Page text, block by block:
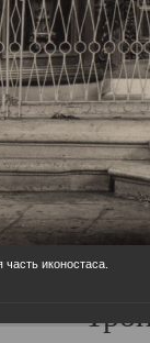
иконостаса.